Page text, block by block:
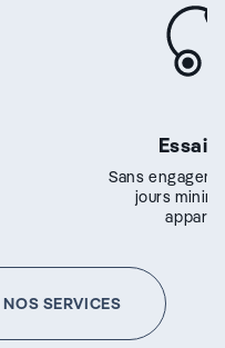
Essai
Sans
jours
SERVICES